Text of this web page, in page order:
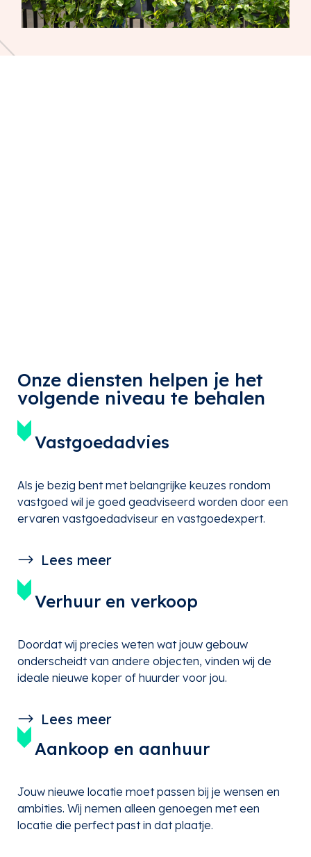
Onze diensten helpen je het
volgende niveau te behalen
Vastgoedadvies
Als je bezig bent met belangrijke keuzes rondom
vastgoed wil je goed geadviseerd worden door een
ervaren vastgoedadviseur en vastgoedexpert.
Lees meer
Verhuur en verkoop
Doordat wij precies weten wat jouw gebouw
onderscheidt van andere objecten, vinden wij de
ideale nieuwe koper of huurder voor jou.
Lees meer
Aankoop en aanhuur
Jouw nieuwe locatie moet passen bij je wensen en
ambities. Wij nemen alleen genoegen met een
locatie die perfect past in dat plaatje.